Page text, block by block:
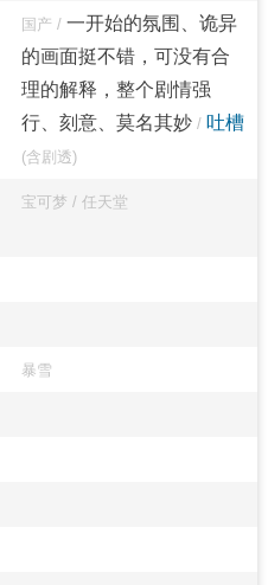
国产 / 一开始的氛围、诡异
的画面挺不错，可没有合
理的解释，整个剧情强
行、刻意、莫名其妙/ 吐槽
(含剧透)
宝可梦 / 任天堂
暴雪